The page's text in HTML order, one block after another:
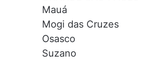
Mauá
Mogi das Cruzes
Osasco
Suzano